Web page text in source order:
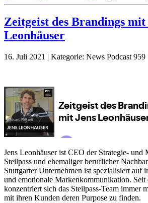
Zeitgeist des Brandings mit
Leonhäuser
16. Juli 2021 | Kategorie: News Podcast 959
Jens Leonhäuser ist CEO der Strategie- und
Steilpass und ehemaliger beruflicher
Stuttgarter Unternehmen ist spezialisiert auf
und emotionale Markenkommunikation. Seit
konzentriert sich das Steilpass-Team immer
mit ihren Kunden deren Purpose zu finden.